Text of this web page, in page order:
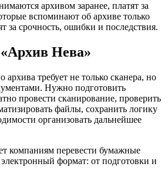
архивом заранее, платят за
вспоминают об архиве только
за срочность, ошибки и последствия.
Нева»
архива требует не только сканера, но
Нужно подготовить
провести сканирование, проверить
файлы, сохранить логику
организовать дальнейшее
компаниям перевести бумажные
формат: от подготовки и